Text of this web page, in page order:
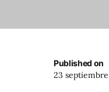
Published on
23